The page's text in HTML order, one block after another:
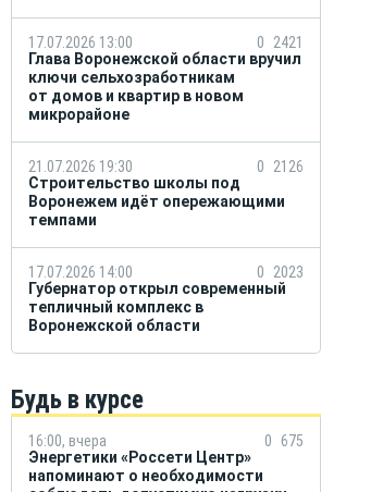
Как воронежцам
быстро оформить
ДТП и не создавать
пробку?
Предприятия
региона
17.07.2026 13:00 0
2421
Глава Воронежской области вручил
ключи сельхозработникам
от домов и квартир в новом
микрорайоне
21.07.2026 19:30 0
2126
Строительство школы под
Воронежем идёт опережающими
темпами
17.07.2026 14:00 0
2023
Губернатор открыл современный
тепличный комплекс в
Воронежской области
Будь в курсе
16:00, вчера 0
675
Энергетики «Россети Центр»
напоминают о необходимости